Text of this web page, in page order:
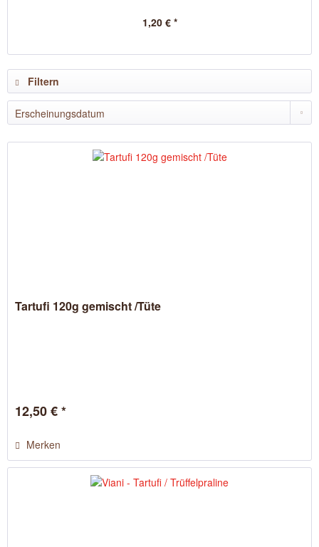
1,20 € *
Filtern
Tartufi 120g gemischt /Tüte
12,50 € *
Merken